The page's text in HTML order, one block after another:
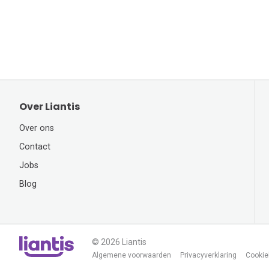
Over Liantis
Over ons
Contact
Jobs
Blog
© 2026 Liantis
Algemene voorwaarden Privacyverklaring